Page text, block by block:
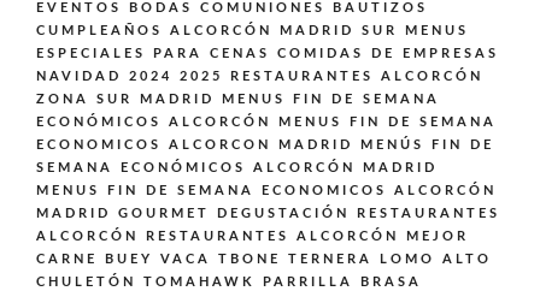
EVENTOS BODAS COMUNIONES BAUTIZOS
CUMPLEAÑOS ALCORCÓN MADRID SUR
MENUS
ESPECIALES PARA CENAS COMIDAS DE EMPRESAS
NAVIDAD 2024 2025 RESTAURANTES ALCORCÓN
ZONA SUR MADRID
MENUS FIN DE SEMANA
ECONÓMICOS ALCORCÓN
MENUS FIN DE SEMANA
ECONOMICOS ALCORCON MADRID
MENÚS FIN DE
SEMANA ECONÓMICOS ALCORCÓN MADRID
MENUS FIN DE SEMANA ECONOMICOS ALCORCÓN
MADRID GOURMET DEGUSTACIÓN
RESTAURANTES
ALCORCÓN
RESTAURANTES ALCORCÓN MEJOR
CARNE BUEY VACA TBONE TERNERA LOMO ALTO
CHULETÓN TOMAHAWK PARRILLA BRASA